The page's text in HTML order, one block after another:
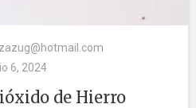
6, 2024
de Hierro